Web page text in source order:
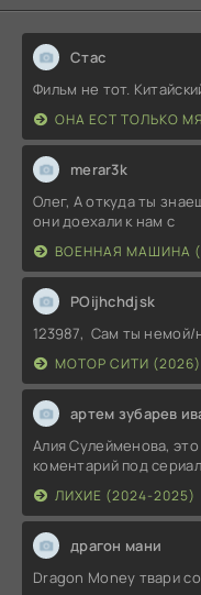
Стас
Фильм не тот.
ОНА ЕСТ ТОЛЬКО
merar3k
Олег, А откуда ты
они доехали к нам с
ВОЕННАЯ МАШИНА
POijhchdjsk
123987, Сам ты немой/
МОТОР СИТИ (2026)
артем зубарев
Алия Сулейменова,
коментарий под
ЛИХИЕ (2024-2025)
драгон мани
Dragon Money твари